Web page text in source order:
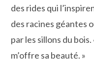
des rides qui
des racines géantes
par les sillons du
m’offre sa beauté. »